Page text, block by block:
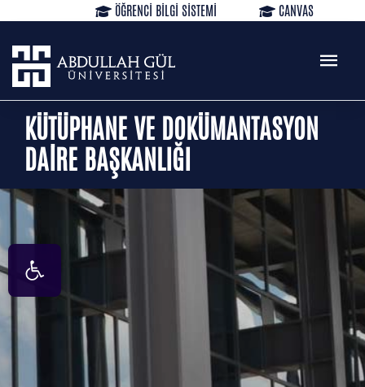
ÖĞRENCİ BİLGİ SİSTEMİ
CANVAS
KÜTÜPHANE
TR
KÜTÜPHANE VE DOKÜMANTASYON
DAİRE BAŞKANLIĞI
Open toolbar